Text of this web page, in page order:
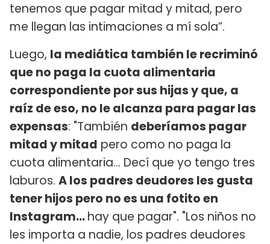
tenemos que pagar mitad y mitad, pero
me llegan las intimaciones a mí sola”.
Luego, la mediática también le recriminó
que no paga la cuota alimentaria
correspondiente por sus hijas y que, a
raíz de eso, no le alcanza para pagar las
expensas: "También deberíamos pagar
mitad y mitad pero como no paga la
cuota alimentaria... Decí que yo tengo tres
laburos. A los padres deudores les gusta
tener hijos pero no es una fotito en
Instagram...hay que pagar". "Los niños no
les importa a nadie, los padres deudores